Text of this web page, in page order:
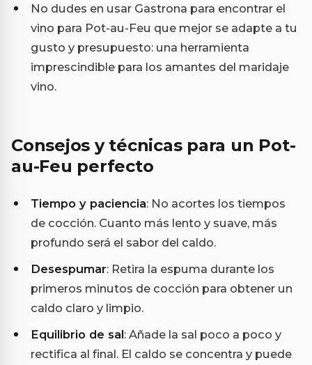
No dudes en usar Gastrona para encontrar el
vino para Pot-au-Feu que mejor se adapte a tu
gusto y presupuesto: una herramienta
imprescindible para los amantes del maridaje
vino.
Consejos y técnicas para un Pot-
au-Feu perfecto
Tiempo y paciencia: No acortes los tiempos
de cocción. Cuanto más lento y suave, más
profundo será el sabor del caldo.
Desespumar: Retira la espuma durante los
primeros minutos de cocción para obtener un
caldo claro y limpio.
Equilibrio de sal: Añade la sal poco a poco y
rectifica al final. El caldo se concentra y puede